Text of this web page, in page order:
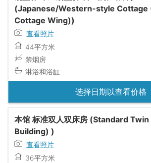
(Japanese/Western-style Cottage
Cottage Wing))
查看照片
44平方米
禁烟房
淋浴和浴缸
选择日期以查看价格
本馆 标准双人双床房 (Standard
Building) )
查看照片
36平方米